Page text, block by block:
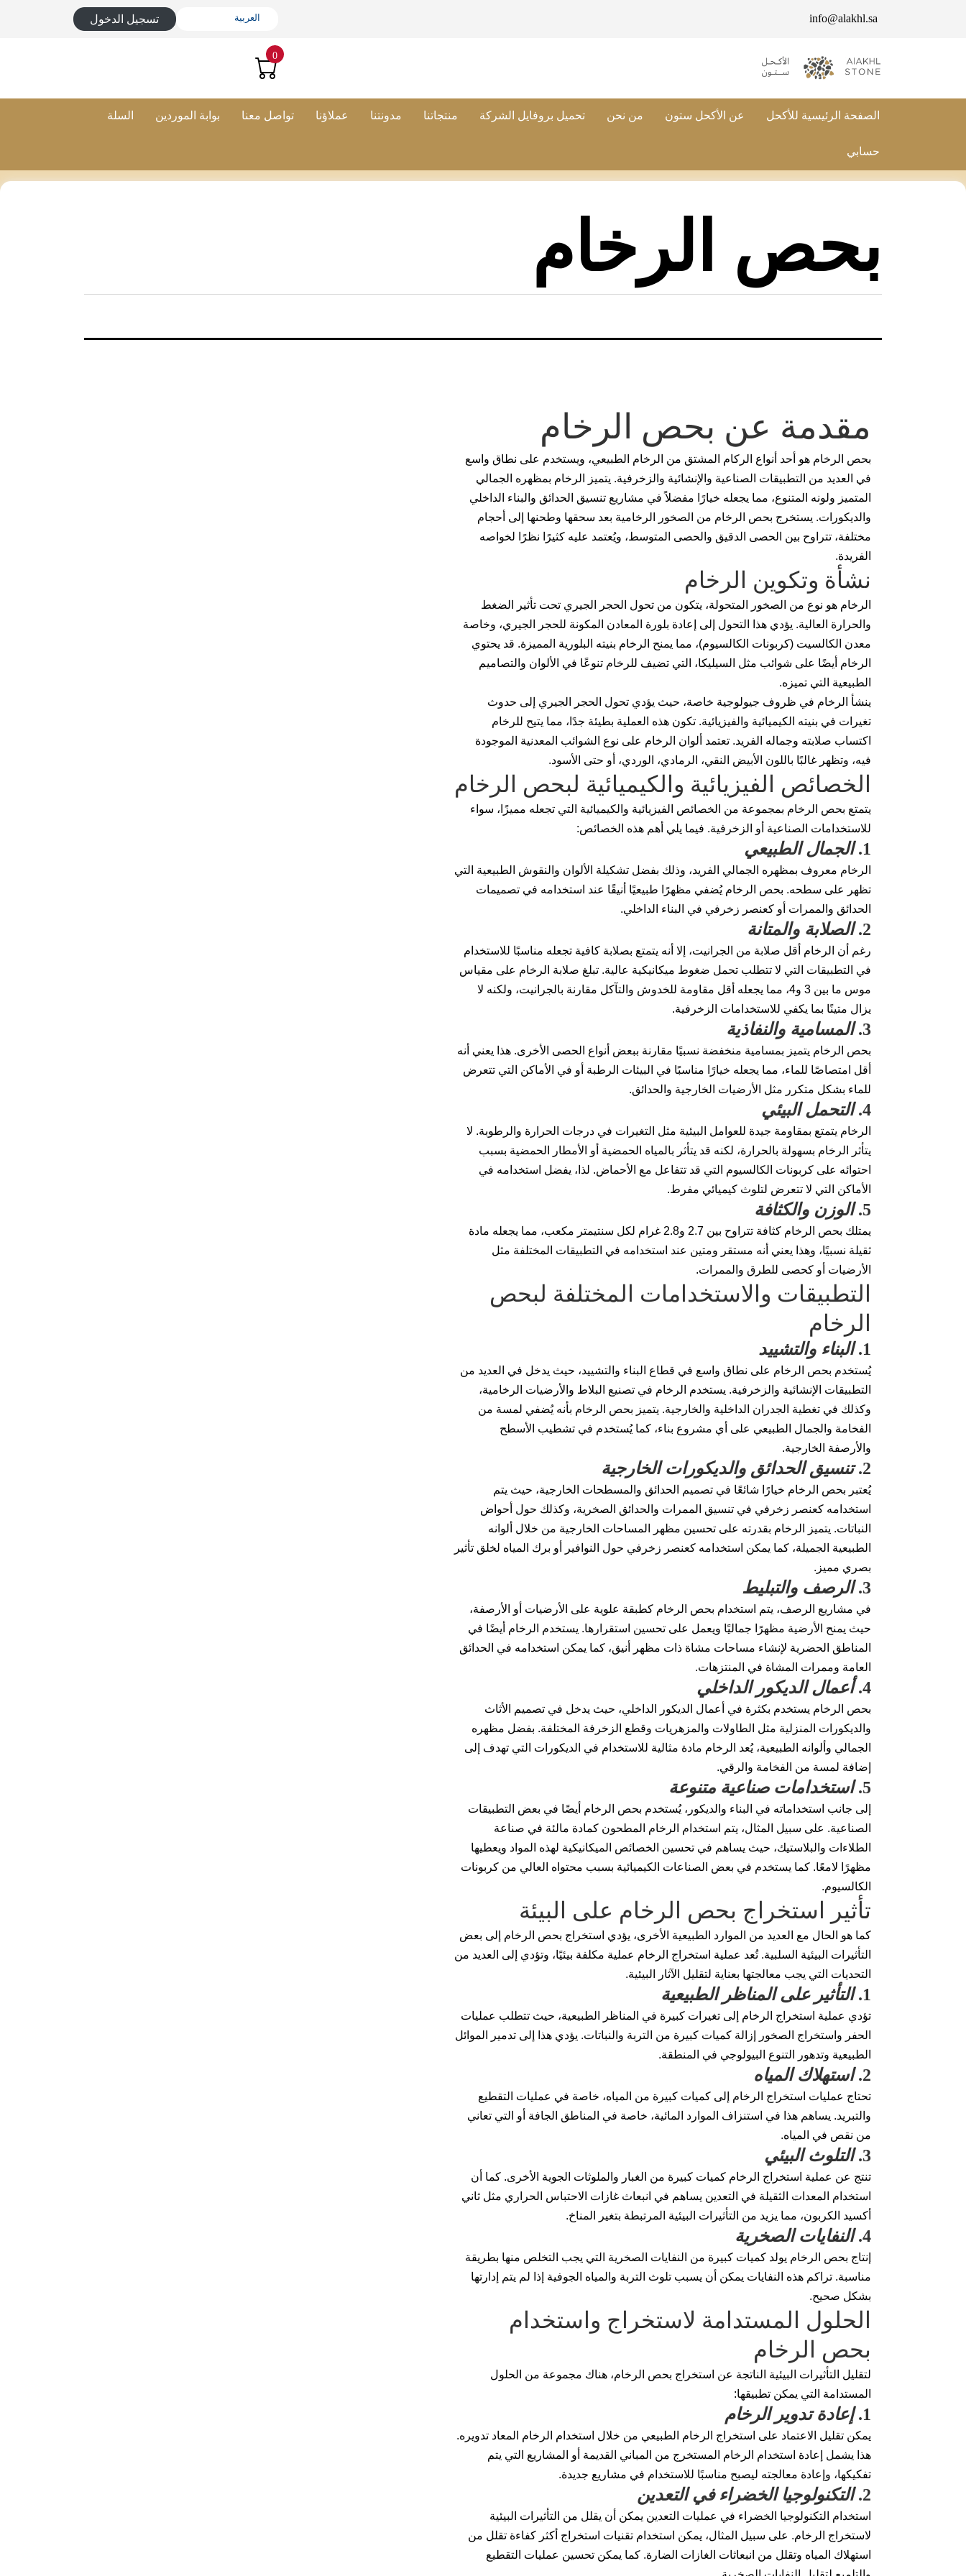
info@alakhl.sa تسجيل الدخول
0
الصفحة الرئيسية للأكحل عن الأكحل ستون من نحن تحميل بروفايل الشركة منتجاتنا مدونتنا عملاؤنا تواصل معنا بوابة الموردين السلة
حسابي
بحص الرخام
مقدمة عن بحص الرخام
بحص الرخام هو أحد أنواع الركام المشتق من الرخام الطبيعي، ويستخدم على نطاق واسع
في العديد من التطبيقات الصناعية والإنشائية والزخرفية. يتميز الرخام بمظهره الجمالي
المتميز ولونه المتنوع، مما يجعله خيارًا مفضلاً في مشاريع تنسيق الحدائق والبناء الداخلي
والديكورات. يستخرج بحص الرخام من الصخور الرخامية بعد سحقها وطحنها إلى أحجام
مختلفة، تتراوح بين الحصى الدقيق والحصى المتوسط، ويُعتمد عليه كثيرًا نظرًا لخواصه
الفريدة.
نشأة وتكوين الرخام
الرخام هو نوع من الصخور المتحولة، يتكون من تحول الحجر الجيري تحت تأثير الضغط
والحرارة العالية. يؤدي هذا التحول إلى إعادة بلورة المعادن المكونة للحجر الجيري، وخاصة
معدن الكالسيت (كربونات الكالسيوم)، مما يمنح الرخام بنيته البلورية المميزة. قد يحتوي
الرخام أيضًا على شوائب مثل السيليكا، التي تضيف للرخام تنوعًا في الألوان والتصاميم
الطبيعية التي تميزه.
ينشأ الرخام في ظروف جيولوجية خاصة، حيث يؤدي تحول الحجر الجيري إلى حدوث
تغيرات في بنيته الكيميائية والفيزيائية. تكون هذه العملية بطيئة جدًا، مما يتيح للرخام
اكتساب صلابته وجماله الفريد. تعتمد ألوان الرخام على نوع الشوائب المعدنية الموجودة
فيه، وتظهر غالبًا باللون الأبيض النقي، الرمادي، الوردي، أو حتى الأسود.
الخصائص الفيزيائية والكيميائية لبحص الرخام
يتمتع بحص الرخام بمجموعة من الخصائص الفيزيائية والكيميائية التي تجعله مميزًا، سواء
للاستخدامات الصناعية أو الزخرفية. فيما يلي أهم هذه الخصائص:
1. الجمال الطبيعي
الرخام معروف بمظهره الجمالي الفريد، وذلك بفضل تشكيلة الألوان والنقوش الطبيعية التي
تظهر على سطحه. بحص الرخام يُضفي مظهرًا طبيعيًا أنيقًا عند استخدامه في تصميمات
الحدائق والممرات أو كعنصر زخرفي في البناء الداخلي.
2. الصلابة والمتانة
رغم أن الرخام أقل صلابة من الجرانيت، إلا أنه يتمتع بصلابة كافية تجعله مناسبًا للاستخدام
في التطبيقات التي لا تتطلب تحمل ضغوط ميكانيكية عالية. تبلغ صلابة الرخام على مقياس
موس ما بين 3 و4، مما يجعله أقل مقاومة للخدوش والتآكل مقارنة بالجرانيت، ولكنه لا
يزال متينًا بما يكفي للاستخدامات الزخرفية.
3. المسامية والنفاذية
بحص الرخام يتميز بمسامية منخفضة نسبيًا مقارنة ببعض أنواع الحصى الأخرى. هذا يعني أنه
أقل امتصاصًا للماء، مما يجعله خيارًا مناسبًا في البيئات الرطبة أو في الأماكن التي تتعرض
للماء بشكل متكرر مثل الأرضيات الخارجية والحدائق.
4. التحمل البيئي
الرخام يتمتع بمقاومة جيدة للعوامل البيئية مثل التغيرات في درجات الحرارة والرطوبة. لا
يتأثر الرخام بسهولة بالحرارة، لكنه قد يتأثر بالمياه الحمضية أو الأمطار الحمضية بسبب
احتوائه على كربونات الكالسيوم التي قد تتفاعل مع الأحماض. لذا، يفضل استخدامه في
الأماكن التي لا تتعرض لتلوث كيميائي مفرط.
5. الوزن والكثافة
يمتلك بحص الرخام كثافة تتراوح بين 2.7 و2.8 غرام لكل سنتيمتر مكعب، مما يجعله مادة
ثقيلة نسبيًا، وهذا يعني أنه مستقر ومتين عند استخدامه في التطبيقات المختلفة مثل
الأرضيات أو كحصى للطرق والممرات.
التطبيقات والاستخدامات المختلفة لبحص
الرخام
1. البناء والتشييد
يُستخدم بحص الرخام على نطاق واسع في قطاع البناء والتشييد، حيث يدخل في العديد من
التطبيقات الإنشائية والزخرفية. يستخدم الرخام في تصنيع البلاط والأرضيات الرخامية،
وكذلك في تغطية الجدران الداخلية والخارجية. يتميز بحص الرخام بأنه يُضفي لمسة من
الفخامة والجمال الطبيعي على أي مشروع بناء، كما يُستخدم في تشطيب الأسطح
والأرصفة الخارجية.
2. تنسيق الحدائق والديكورات الخارجية
يُعتبر بحص الرخام خيارًا شائعًا في تصميم الحدائق والمسطحات الخارجية، حيث يتم
استخدامه كعنصر زخرفي في تنسيق الممرات والحدائق الصخرية، وكذلك حول أحواض
النباتات. يتميز الرخام بقدرته على تحسين مظهر المساحات الخارجية من خلال ألوانه
الطبيعية الجميلة، كما يمكن استخدامه كعنصر زخرفي حول النوافير أو برك المياه لخلق تأثير
بصري مميز.
3. الرصف والتبليط
في مشاريع الرصف، يتم استخدام بحص الرخام كطبقة علوية على الأرضيات أو الأرصفة،
حيث يمنح الأرضية مظهرًا جماليًا ويعمل على تحسين استقرارها. يستخدم الرخام أيضًا في
المناطق الحضرية لإنشاء مساحات مشاة ذات مظهر أنيق، كما يمكن استخدامه في الحدائق
العامة وممرات المشاة في المنتزهات.
4. أعمال الديكور الداخلي
بحص الرخام يستخدم بكثرة في أعمال الديكور الداخلي، حيث يدخل في تصميم الأثاث
والديكورات المنزلية مثل الطاولات والمزهريات وقطع الزخرفة المختلفة. بفضل مظهره
الجمالي وألوانه الطبيعية، يُعد الرخام مادة مثالية للاستخدام في الديكورات التي تهدف إلى
إضافة لمسة من الفخامة والرقي.
5. استخدامات صناعية متنوعة
إلى جانب استخداماته في البناء والديكور، يُستخدم بحص الرخام أيضًا في بعض التطبيقات
الصناعية. على سبيل المثال، يتم استخدام الرخام المطحون كمادة مالئة في صناعة
الطلاءات والبلاستيك، حيث يساهم في تحسين الخصائص الميكانيكية لهذه المواد ويعطيها
مظهرًا لامعًا. كما يستخدم في بعض الصناعات الكيميائية بسبب محتواه العالي من كربونات
الكالسيوم.
تأثير استخراج بحص الرخام على البيئة
كما هو الحال مع العديد من الموارد الطبيعية الأخرى، يؤدي استخراج بحص الرخام إلى بعض
التأثيرات البيئية السلبية. تُعد عملية استخراج الرخام عملية مكلفة بيئيًا، وتؤدي إلى العديد من
التحديات التي يجب معالجتها بعناية لتقليل الآثار البيئية.
1. التأثير على المناظر الطبيعية
تؤدي عملية استخراج الرخام إلى تغيرات كبيرة في المناظر الطبيعية، حيث تتطلب عمليات
الحفر واستخراج الصخور إزالة كميات كبيرة من التربة والنباتات. يؤدي هذا إلى تدمير الموائل
الطبيعية وتدهور التنوع البيولوجي في المنطقة.
2. استهلاك المياه
تحتاج عمليات استخراج الرخام إلى كميات كبيرة من المياه، خاصة في عمليات التقطيع
والتبريد. يساهم هذا في استنزاف الموارد المائية، خاصة في المناطق الجافة أو التي تعاني
من نقص في المياه.
3. التلوث البيئي
تنتج عن عملية استخراج الرخام كميات كبيرة من الغبار والملوثات الجوية الأخرى. كما أن
استخدام المعدات الثقيلة في التعدين يساهم في انبعاث غازات الاحتباس الحراري مثل ثاني
أكسيد الكربون، مما يزيد من التأثيرات البيئية المرتبطة بتغير المناخ.
4. النفايات الصخرية
إنتاج بحص الرخام يولد كميات كبيرة من النفايات الصخرية التي يجب التخلص منها بطريقة
مناسبة. تراكم هذه النفايات يمكن أن يسبب تلوث التربة والمياه الجوفية إذا لم يتم إدارتها
بشكل صحيح.
الحلول المستدامة لاستخراج واستخدام
بحص الرخام
لتقليل التأثيرات البيئية الناتجة عن استخراج بحص الرخام، هناك مجموعة من الحلول
المستدامة التي يمكن تطبيقها:
1. إعادة تدوير الرخام
يمكن تقليل الاعتماد على استخراج الرخام الطبيعي من خلال استخدام الرخام المعاد تدويره.
هذا يشمل إعادة استخدام الرخام المستخرج من المباني القديمة أو المشاريع التي يتم
تفكيكها، وإعادة معالجته ليصبح مناسبًا للاستخدام في مشاريع جديدة.
2. التكنولوجيا الخضراء في التعدين
استخدام التكنولوجيا الخضراء في عمليات التعدين يمكن أن يقلل من التأثيرات البيئية
لاستخراج الرخام. على سبيل المثال، يمكن استخدام تقنيات استخراج أكثر كفاءة تقلل من
استهلاك المياه وتقلل من انبعاثات الغازات الضارة. كما يمكن تحسين عمليات التقطيع